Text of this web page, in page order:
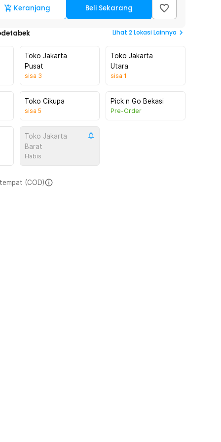
Keranjang Beli Sekarang
Lihat 2Lokasi Lainnya
Toko Jakarta
Pusat
sisa 3
Toko Jakarta
Utara
sisa 1
Toko Cikupa
sisa 5
Pick n Go Bekasi
Pre-Order
Toko Jakarta
Barat
Habis
(COD)